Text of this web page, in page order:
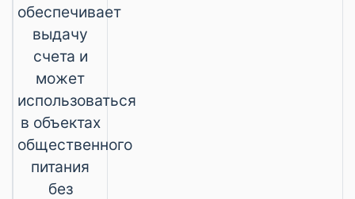
обеспечивает
выдачу
счета и
может
использоваться
в объектах
общественного
питания
без